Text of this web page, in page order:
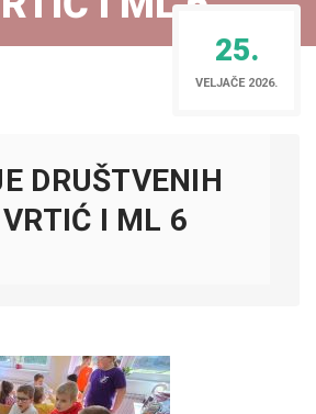
25.
VELJAČE 2026.
DRUŠTVENIH
I ML 6